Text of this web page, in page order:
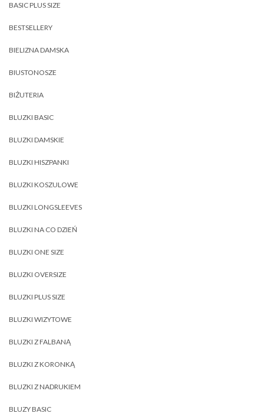
BASIC PLUS SIZE
BESTSELLERY
BIELIZNA DAMSKA
BIUSTONOSZE
BIŻUTERIA
BLUZKI BASIC
BLUZKI DAMSKIE
BLUZKI HISZPANKI
BLUZKI KOSZULOWE
BLUZKI LONGSLEEVES
BLUZKI NA CO DZIEŃ
BLUZKI ONE SIZE
BLUZKI OVERSIZE
BLUZKI PLUS SIZE
BLUZKI WIZYTOWE
BLUZKI Z FALBANĄ
BLUZKI Z KORONKĄ
BLUZKI Z NADRUKIEM
BLUZY BASIC